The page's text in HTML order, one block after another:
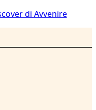
di Avvenire